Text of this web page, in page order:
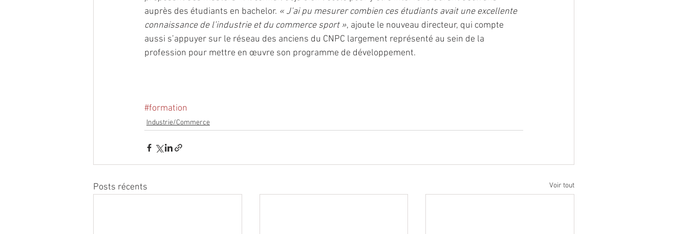
auprès des étudiants en bachelor. « J’ai pu mesurer combien ces étudiants avait une excellente
connaissance de l’industrie et du commerce sport », ajoute le nouveau directeur, qui compte
aussi s’appuyer sur le réseau des anciens du CNPC largement représenté au sein de la
profession pour mettre en œuvre son programme de développement.
#formation
Industrie/Commerce
Posts récents Voir tout